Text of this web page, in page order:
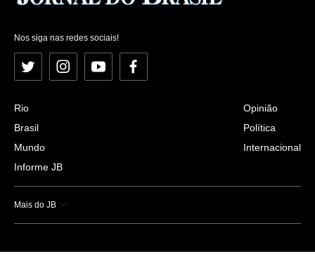
Nos siga nas redes sociais!
Twitter InstagramYouTubeFacebook
Rio
Brasil
Mundo
Informe JB
Opinião
Política
Internacional
Mais do JB
Esportes